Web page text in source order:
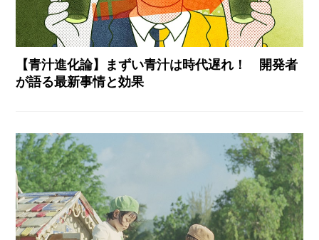
【青汁進化論】まずい青汁は時代遅れ！ 開発者
が語る最新事情と効果